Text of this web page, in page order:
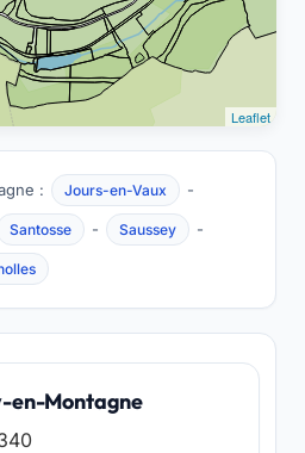
Leaflet
: Jours-en-Vaux -
Santosse - Saussey -
en-Montagne